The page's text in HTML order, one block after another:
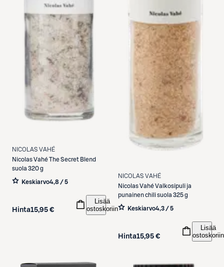
NICOLAS VAHÉ
Nicolas VahéThe Secret Blend
suola 320 g
Keskiarvo4,8 / 5
Hinta15,95 €
Lisää
ostoskoriin
NICOLAS VAHÉ
Nicolas VahéValkosipuli ja
punainen chili suola 325 g
Keskiarvo4,3 / 5
Hinta15,95 €
Lisää
ostoskoriin